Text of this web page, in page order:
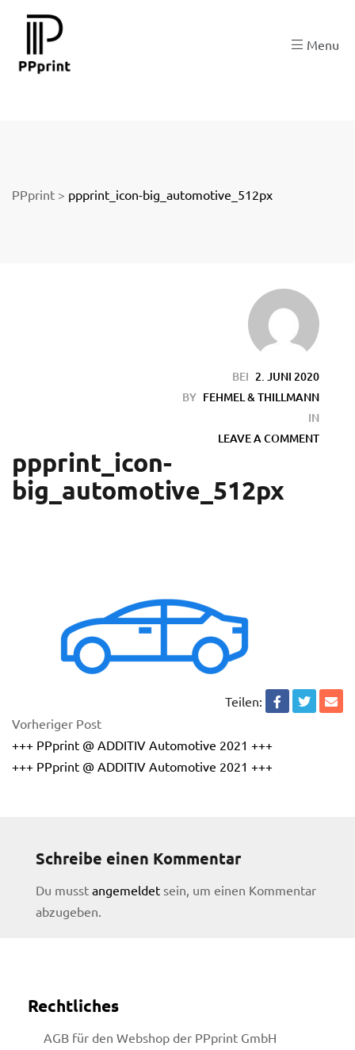
Menu
PPprint > ppprint_icon-big_automotive_512px
BEI 2. JUNI 2020
BY FEHMEL & THILLMANN
IN
LEAVE A COMMENT
ppprint_icon-
big_automotive_512px
Teilen:
Vorheriger Post
+++ PPprint @ ADDITIV Automotive 2021 +++
+++ PPprint @ ADDITIV Automotive 2021 +++
Schreibe einen Kommentar
Du musst angemeldet sein, um einen Kommentar
abzugeben.
Rechtliches
AGB für den Webshop der PPprint GmbH